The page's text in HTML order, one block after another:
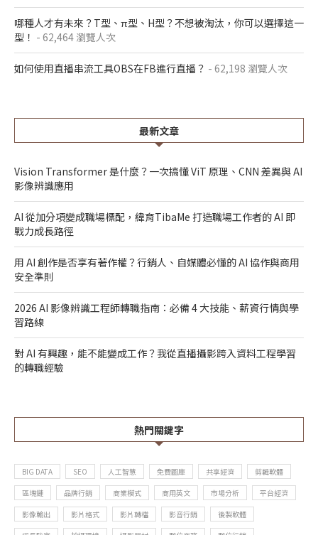
哪種人才有未來？T型、π型、H型？不想被淘汰，你可以選擇這一
型！ - 62,464 瀏覽人次
如何使用直播串流工具OBS在FB進行直播？ - 62,198 瀏覽人次
最新文章
Vision Transformer 是什麼？一次搞懂 ViT 原理、CNN 差異與 AI
影像辨識應用
AI 從加分項變成職場標配，緯育TibaMe 打造職場工作者的 AI 即
戰力成長路徑
用 AI 創作是否享有著作權？行銷人、自媒體必懂的 AI 協作與商用
安全準則
2026 AI 影像辨識工程師轉職指南：必備 4 大技能、薪資行情與學
習路線
對 AI 有興趣，能不能變成工作？我從直播攝影跨入資料工程學習
的轉職經驗
熱門關鍵字
BIG DATA SEO 人工智慧 免費圖庫 共享經濟
剪輯軟體
區塊鏈
品牌行銷 商業模式 商用英文 市場分析
平台經濟
影像輸出
影片格式 影片轉檔 影音行銷
後製軟體